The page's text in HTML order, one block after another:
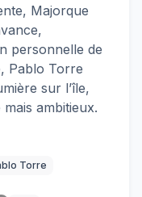
Majorque
personnelle de
Pablo Torre
sur l’île,
ambitieux.
Torre